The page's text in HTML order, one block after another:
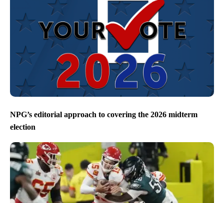
NPG’s editorial approach to covering the 2026 midterm
election